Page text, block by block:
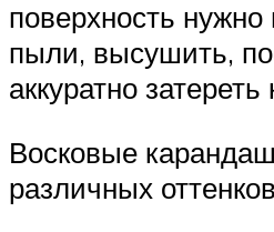
поверхность нужно
пыли, высушить,
аккуратно
Восковые
различных оттенков